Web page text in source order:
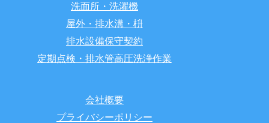
洗面所・洗濯機
屋外・排水溝・枡
排水設備保守契約
定期点検・排水管高圧洗浄作業
会社概要
プライバシーポリシー